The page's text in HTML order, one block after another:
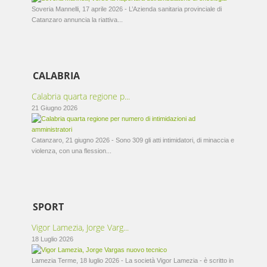
Soveria Mannelli, 17 aprile 2026 - L’Azienda sanitaria provinciale di
Catanzaro annuncia la riattiva...
CALABRIA
Calabria quarta regione p...
21 Giugno 2026
Catanzaro, 21 giugno 2026 - Sono 309 gli atti intimidatori, di minaccia e
violenza, con una flession...
SPORT
Vigor Lamezia, Jorge Varg...
18 Luglio 2026
Lamezia Terme, 18 luglio 2026 - La società Vigor Lamezia - è scritto in